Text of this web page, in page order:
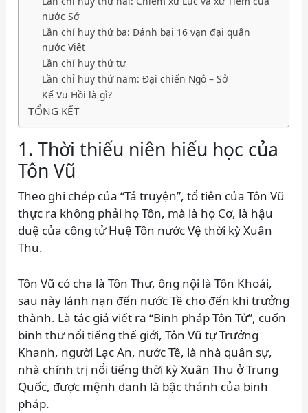
nước Sở
Lần chỉ huy thứ ba: Đánh bại 16 vạn đại quân
nước Việt
Lần chỉ huy thứ tư
Lần chỉ huy thứ năm: Đại chiến Ngô – Sở
Kế Vu Hồi là gì?
TỔNG KẾT
1. Thời thiếu niên hiếu học của
Tôn Vũ
Theo ghi chép của “Tả truyện”, tổ tiên của Tôn Vũ
thực ra không phải họ Tôn, mà là họ Cơ, là hậu
duệ của công tử Huệ Tôn nước Vệ thời kỳ Xuân
Thu.
Tôn Vũ có cha là Tôn Thư, ông nội là Tôn Khoái,
sau này lánh nạn đến nước Tề cho đến khi trưởng
thành. Là tác giả viết ra “Binh pháp Tôn Tử”, cuốn
binh thư nổi tiếng thế giới, Tôn Vũ tự Trưởng
Khanh, người Lạc An, nước Tề, là nhà quân sự,
nhà chính trị nổi tiếng thời kỳ Xuân Thu ở Trung
Quốc, được mệnh danh là bậc thánh của binh
pháp.